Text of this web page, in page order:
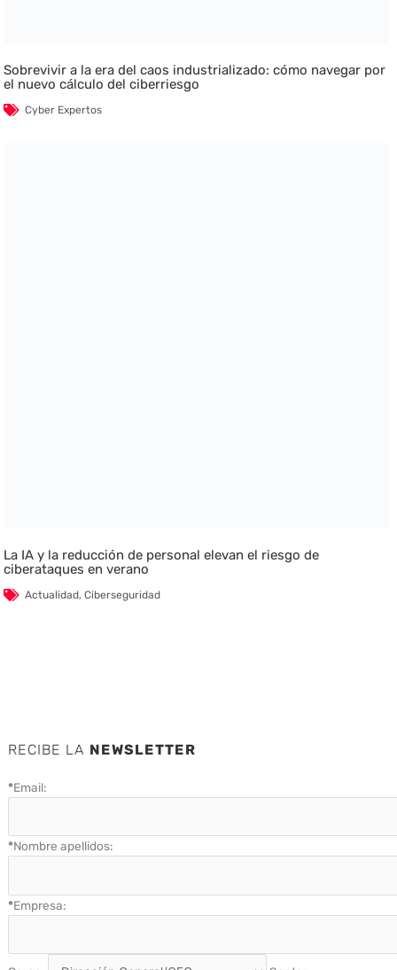
Sobrevivir a la era del caos industrializado: cómo navegar por
el nuevo cálculo del ciberriesgo
Cyber Expertos
La IA y la reducción de personal elevan el riesgo de
ciberataques en verano
Actualidad,Ciberseguridad
RECIBE LA NEWSLETTER
*Email:
*Nombre apellidos:
*Empresa: